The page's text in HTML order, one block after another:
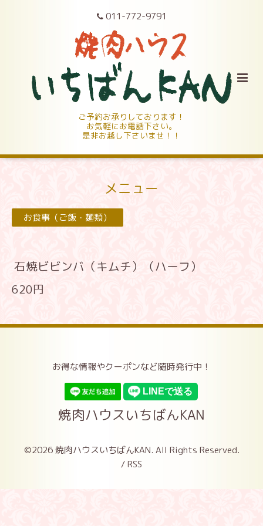
011-772-9791
ご予約お承りしております！
お気軽にお電話下さい。
是非お越し下さいませ！！
メニュー
お食事（ご飯・麺類）
石焼ビビンバ（キムチ）（ハーフ）
620円
お得な情報やクーポンなど随時発行中！
焼肉ハウスいちばんKAN
©2026焼肉ハウスいちばんKAN. All Rights Reserved.
/RSS